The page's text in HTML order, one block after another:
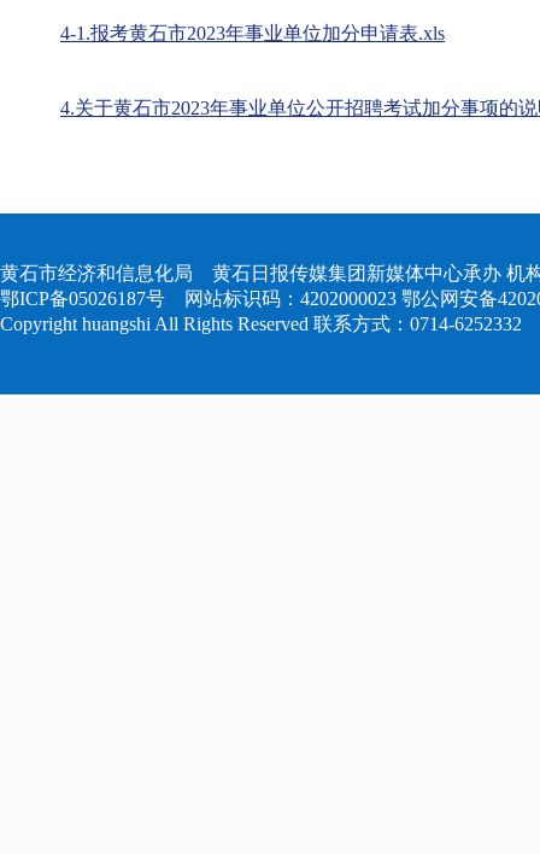
4-1.报考黄石市2023年事业单位加分申请表.xls
4.关于黄石市2023年事业单位公开招聘考试加分事项的说
黄石市经济和信息化局 黄石日报传媒集团新媒体中心承办 机
鄂ICP备05026187号 网站标识码：4202000023 鄂公网安备
Copyright huangshi All Rights Reserved 联系方式：0714-6252332